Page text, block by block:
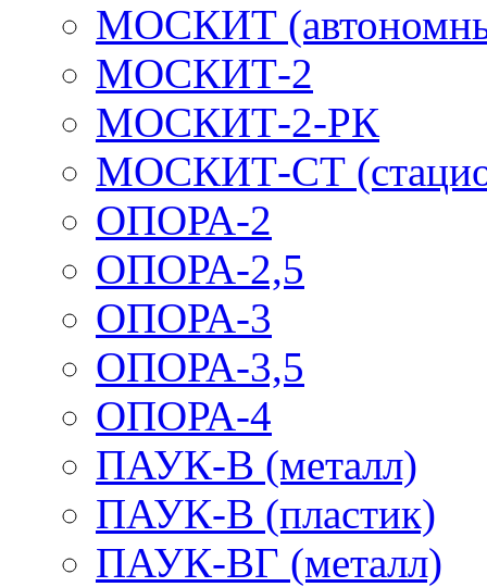
МОСКИТ
МОСКИТ-2
МОСКИТ-2-РК
МОСКИТ-СТ
ОПОРА-2
ОПОРА-2,5
ОПОРА-3
ОПОРА-3,5
ОПОРА-4
ПАУК-В (металл)
ПАУК-В (пластик)
ПАУК-ВГ (металл)